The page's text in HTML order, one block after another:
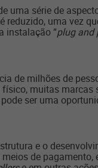
uma série de
uma vez
instalação “plug and
de milhões de
muitas
ser uma
e o
de